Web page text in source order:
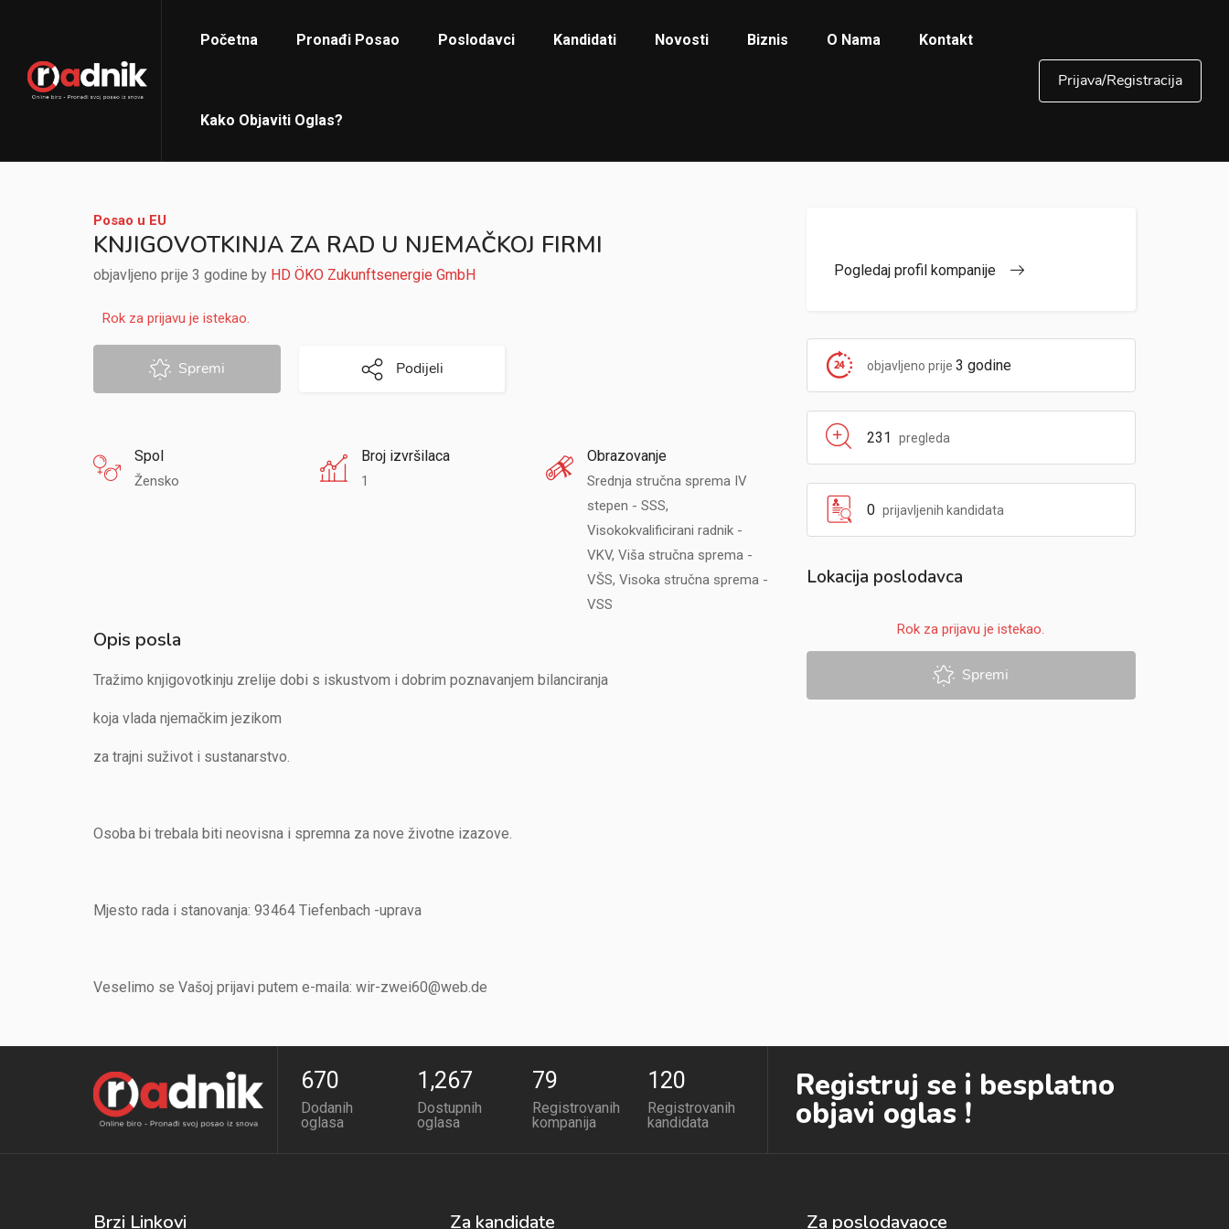
Početna Pronađi Posao Poslodavci Kandidati Novosti Biznis O Nama Kontakt
Kako Objaviti Oglas?
Prijava/Registracija
Posao u EU
KNJIGOVOTKINJA ZA RAD U NJEMAČKOJ FIRMI
objavljeno prije 3 godine by HD ÖKO Zukunftsenergie GmbH
Rok za prijavu je istekao.
Spremi Podijeli
Spol
Žensko
Broj izvršilaca
1
Obrazovanje
Srednja stručna sprema IV
stepen - SSS,
Visokokvalificirani radnik -
VKV, Viša stručna sprema -
VŠS, Visoka stručna sprema -
VSS
Opis posla
Tražimo knjigovotkinju zrelije dobi s iskustvom i dobrim poznavanjem bilanciranja
koja vlada njemačkim jezikom
za trajni suživot i sustanarstvo.
Osoba bi trebala biti neovisna i spremna za nove životne izazove.
Mjesto rada i stanovanja: 93464 Tiefenbach -uprava
Veselimo se Vašoj prijavi putem e-maila: wir-zwei60@web.de
Pogledaj profil kompanije
objavljeno prije 3 godine
231 pregleda
0 prijavljenih kandidata
Lokacija poslodavca
Rok za prijavu je istekao.
Spremi
670
Dodanih
oglasa
1,267
Dostupnih
oglasa
79
Registrovanih
kompanija
120
Registrovanih
kandidata
Registruj se i besplatno
objavi oglas !
Brzi Linkovi Za kandidate Za poslodavaoce